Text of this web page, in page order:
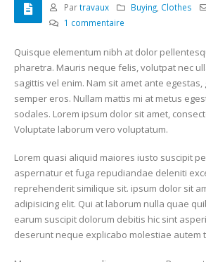
Partravaux Buying Clothes
1 commentaire
Quisque elementum nibh at dolor
pharetra. Mauris neque felis, volutpat nec
sagittis vel enim. Nam sit amet ante
semper eros. Nullam mattis mi at metus
sodales. Lorem ipsum dolor sit amet,
Voluptate laborum vero voluptatum.
Lorem quasi aliquid maiores iusto suscipit
aspernatur et fuga repudiandae deleniti
reprehenderit similique sit. ipsum dolor sit
adipisicing elit. Qui at laborum nulla quae
earum suscipit dolorum debitis hic sint
deserunt neque explicabo molestiae autem